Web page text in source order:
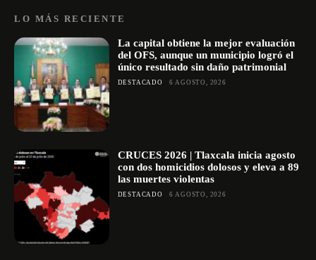
LO MÁS RECIENTE
La capital obtiene la mejor evaluación
del OFS, aunque un municipio logró el
único resultado sin daño patrimonial
DESTACADO 6 AGOSTO, 2026
CRUCES 2026 | Tlaxcala inicia agosto
con dos homicidios dolosos y eleva a 89
las muertes violentas
DESTACADO 6 AGOSTO, 2026